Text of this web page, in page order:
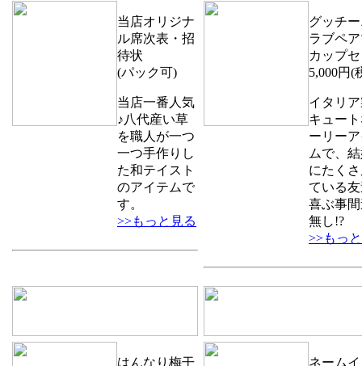
当店オリジナ
ル席次表・招
待状
(パック可)
当店一番人気
♪八代産い草
を職人が一つ
一つ手作りし
た和テイスト
のアイテムで
す。
>>もっと見る
グッチ
ラブペ
カップ
5,000円(
イタリ
キュー
ーリー
ムで、
にたく
ている
喜ぶ事
無し!?
>>もっ
はんなり梅干
ネーム